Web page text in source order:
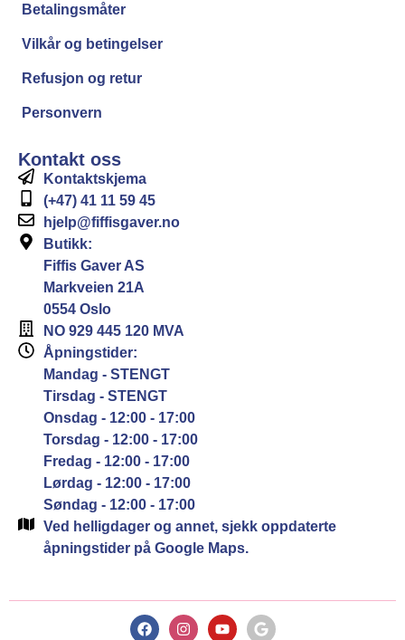
Betalingsmåter
Vilkår og betingelser
Refusjon og retur
Personvern
Kontakt oss
Kontaktskjema
(+47) 41 11 59 45
hjelp@fiffisgaver.no
Butikk:
Fiffis Gaver AS
Markveien 21A
0554 Oslo
NO 929 445 120 MVA
Åpningstider:
Mandag - STENGT
Tirsdag - STENGT
Onsdag - 12:00 - 17:00
Torsdag - 12:00 - 17:00
Fredag - 12:00 - 17:00
Lørdag - 12:00 - 17:00
Søndag - 12:00 - 17:00
Ved helligdager og annet, sjekk oppdaterte
åpningstider på Google Maps.